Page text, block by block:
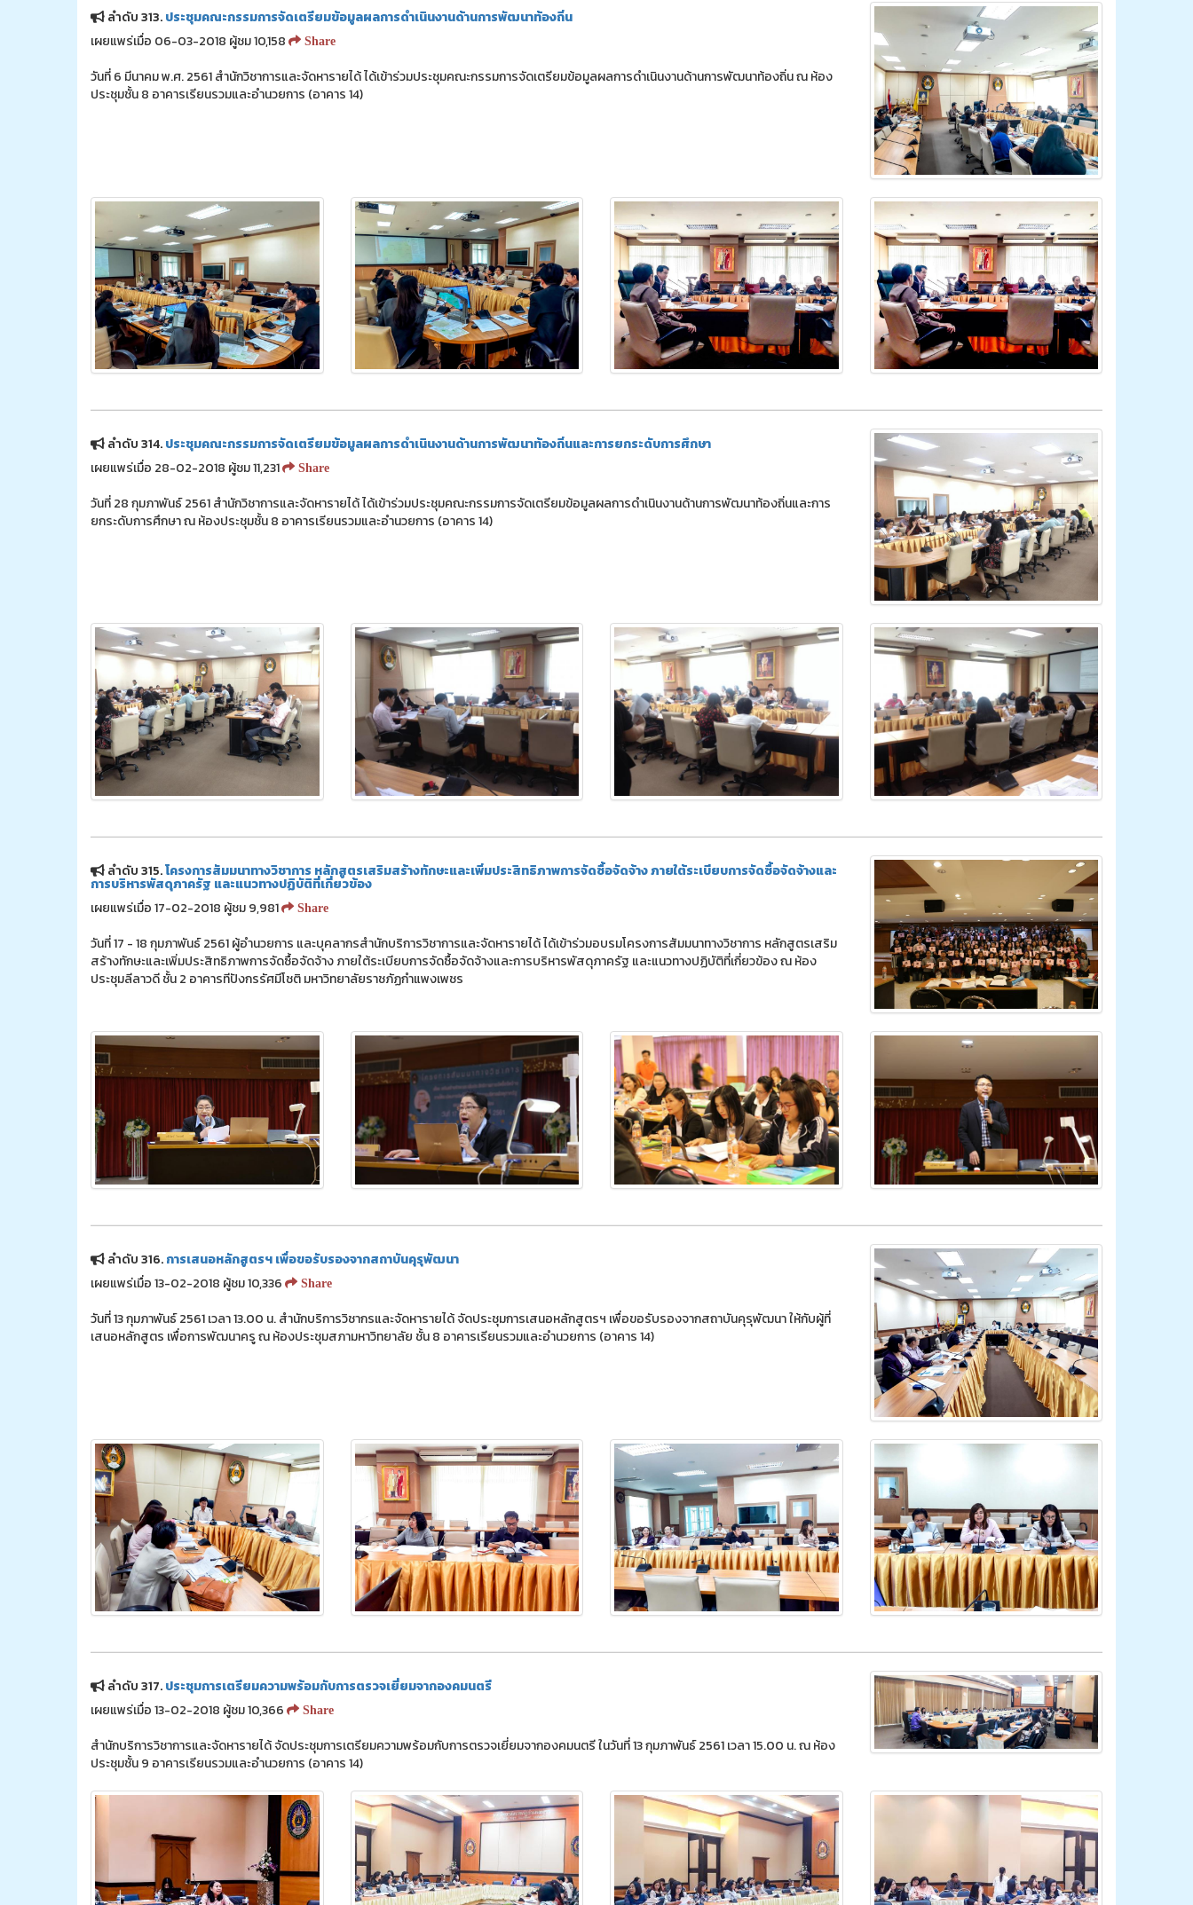
ลำดับ 313.ประชุมคณะกรรมการจัดเตรียมข้อมูลผลการดำเนินงานด้านการพัฒนาท้องถิ่น
เผยแพร่เมื่อ 06-03-2018 ผู้ชม 10,158
Share
วันที่ 6 มีนาคม พ.ศ. 2561 สำนักวิชาการและจัดหารายได้ ได้เข้าร่วมประชุมคณะกรรมการจัดเตรียมข้อมูลผลการดำเนินงานด้านการพัฒนาท้องถิ่น ณ ห้อง
ประชุมชั้น 8 อาคารเรียนรวมและอำนวยการ (อาคาร 14)
ลำดับ 314.ประชุมคณะกรรมการจัดเตรียมข้อมูลผลการดำเนินงานด้านการพัฒนาท้องถิ่นและการยกระดับการศึกษา
เผยแพร่เมื่อ 28-02-2018 ผู้ชม 11,231
Share
วันที่ 28 กุมภาพันธ์ 2561 สำนักวิชาการและจัดหารายได้ ได้เข้าร่วมประชุมคณะกรรมการจัดเตรียมข้อมูลผลการดำเนินงานด้านการพัฒนาท้องถิ่นและการ
ยกระดับการศึกษา ณ ห้องประชุมชั้น 8 อาคารเรียนรวมและอำนวยการ (อาคาร 14)
ลำดับ 315.โครงการสัมมนาทางวิชาการ หลักสูตรเสริมสร้างทักษะและเพิ่มประสิทธิภาพการจัดซื้อจัดจ้าง ภายใต้ระเบียบการจัดซื้อจัดจ้างและ
การบริหารพัสดุภาครัฐ และแนวทางปฏิบัติที่เกี่ยวข้อง
เผยแพร่เมื่อ 17-02-2018 ผู้ชม 9,981
Share
วันที่ 17 - 18 กุมภาพันธ์ 2561 ผู้อำนวยการ และบุคลากรสำนักบริการวิชาการและจัดหารายได้ ได้เข้าร่วมอบรมโครงการสัมมนาทางวิชาการ หลักสูตรเสริม
สร้างทักษะและเพิ่มประสิทธิภาพการจัดซื้อจัดจ้าง ภายใต้ระเบียบการจัดซื้อจัดจ้างและการบริหารพัสดุภาครัฐ และแนวทางปฏิบัติที่เกี่ยวข้อง ณ ห้อง
ประชุมลีลาวดี ชั้น 2 อาคารทีปังกรรัศมีโชติ มหาวิทยาลัยราชภัฏกำแพงเพชร
ลำดับ 316.การเสนอหลักสูตรฯ เพื่อขอรับรองจากสถาบันคุรุพัฒนา
เผยแพร่เมื่อ 13-02-2018 ผู้ชม 10,336
Share
วันที่ 13 กุมภาพันธ์ 2561 เวลา 13.00 น. สำนักบริการวิชากรและจัดหารายได้ จัดประชุมการเสนอหลักสูตรฯ เพื่อขอรับรองจากสถาบันคุรุพัฒนา ให้กับผู้ที่
เสนอหลักสูตร เพื่อการพัฒนาครู ณ ห้องประชุมสภามหาวิทยาลัย ชั้น 8 อาคารเรียนรวมและอำนวยการ (อาคาร 14)
ลำดับ 317.ประชุมการเตรียมความพร้อมกับการตรวจเยี่ยมจากองคมนตรี
เผยแพร่เมื่อ 13-02-2018 ผู้ชม 10,366
Share
สำนักบริการวิชาการและจัดหารายได้ จัดประชุมการเตรียมความพร้อมกับการตรวจเยี่ยมจากองคมนตรี ในวันที่ 13 กุมภาพันธ์ 2561 เวลา 15.00 น. ณ ห้อง
ประชุมชั้น 9 อาคารเรียนรวมและอำนวยการ (อาคาร 14)